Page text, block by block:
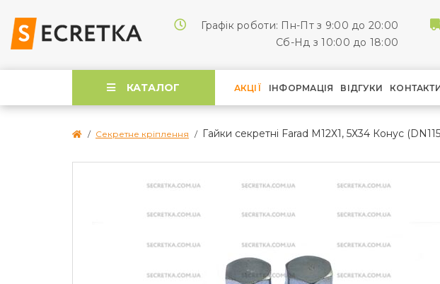
Графік роботи: Пн-Пт з 9:00 до 20:00
Cб-Нд з 10:00 до 18:00
КАТАЛОГ АКЦІЇ ІНФОРМАЦІЯ ВІДГУКИ
Секретне кріплення Гайки секретні Farad М12Х1, 5Х34 Конус